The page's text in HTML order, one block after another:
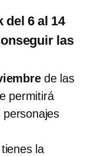
del 6 al 14
las
de las
permitirá
personajes
la